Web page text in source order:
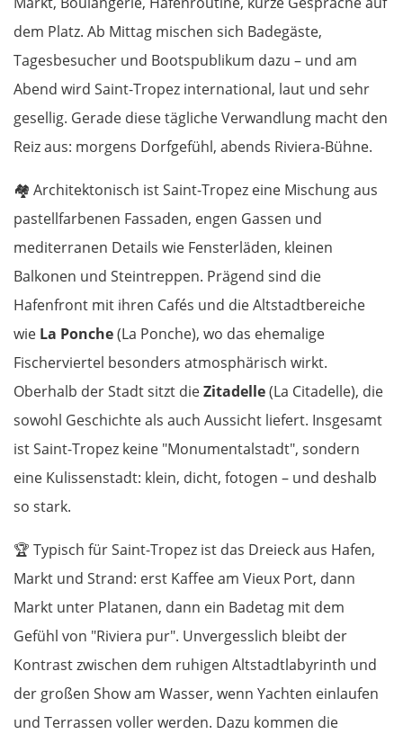
dem Platz. Ab Mittag mischen sich Badegäste,
Tagesbesucher und Bootspublikum dazu – und am
Abend wird Saint-Tropez international, laut und sehr
gesellig. Gerade diese tägliche Verwandlung macht den
Reiz aus: morgens Dorfgefühl, abends Riviera-Bühne.
🏘️ Architektonisch ist Saint-Tropez eine Mischung aus
pastellfarbenen Fassaden, engen Gassen und
mediterranen Details wie Fensterläden, kleinen
Balkonen und Steintreppen. Prägend sind die
Hafenfront mit ihren Cafés und die Altstadtbereiche
wie La Ponche(La Ponche), wo das ehemalige
Fischerviertel besonders atmosphärisch wirkt.
Oberhalb der Stadt sitzt dieZitadelle(La Citadelle), die
sowohl Geschichte als auch Aussicht liefert. Insgesamt
ist Saint-Tropez keine "Monumentalstadt", sondern
eine Kulissenstadt: klein, dicht, fotogen – und deshalb
so stark.
🏆 Typisch für Saint-Tropez ist das Dreieck aus Hafen,
Markt und Strand: erst Kaffee am Vieux Port, dann
Markt unter Platanen, dann ein Badetag mit dem
Gefühl von "Riviera pur". Unvergesslich bleibt der
Kontrast zwischen dem ruhigen Altstadtlabyrinth und
der großen Show am Wasser, wenn Yachten einlaufen
und Terrassen voller werden. Dazu kommen die